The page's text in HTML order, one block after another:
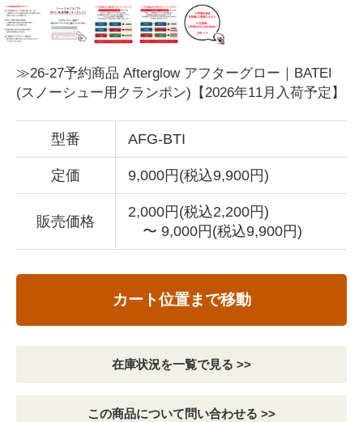
≫26-27予約商品 Afterglow アフターグロー｜BATEI
(スノーシュー用クランポン)【2026年11月入荷予定】
型番 AFG-BTI
定価 9,000円(税込9,900円)
販売価格
2,000円(税込2,200円)
〜 9,000円(税込9,900円)
カート位置まで移動
在庫状況を一覧で見る >>
この商品について問い合わせる >>